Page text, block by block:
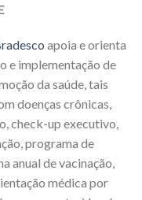
apoia e orienta
e implementação de
da saúde, tais
doenças crônicas,
check-up executivo,
programa de
anual de vacinação,
médica por